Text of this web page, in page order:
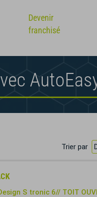
Devenir
franchisé
Trier par
S tronic 6// TOIT